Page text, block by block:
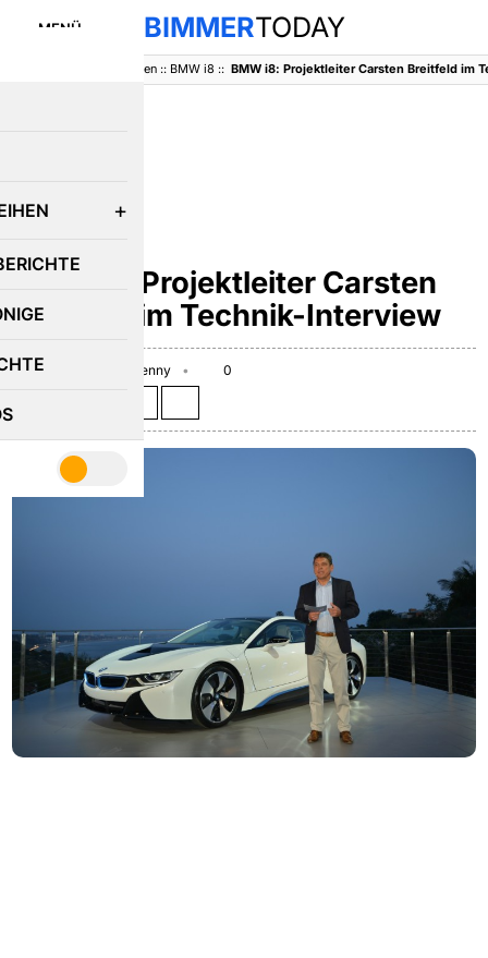
MENÜ BIMMERTODAY
Baureihen:: BMW i8 :: BMW i8: Projektleiter Carsten Breitfeld im
BMW i8: Projektleiter Carsten
Breitfeld im Technik-Interview
June 30, 2014 Benny
0